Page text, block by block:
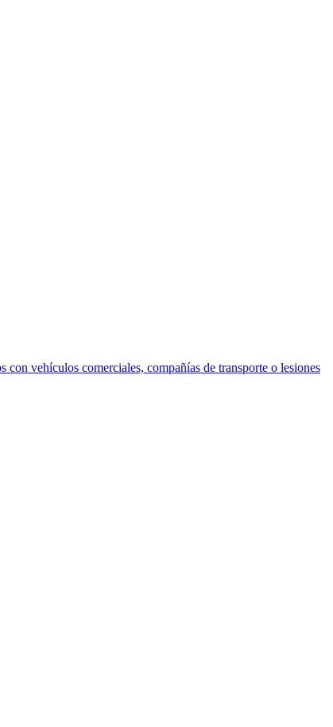
con vehículos comerciales, compañías de transporte o lesiones